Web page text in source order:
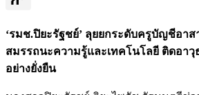
‘รมช.ปิยะรัฐชย์’ ลุยยกระดับครูบัญชีอา
สมรรถนะความรู้และเทคโนโลยี ติดอาวุ
อย่างยั่งยืน